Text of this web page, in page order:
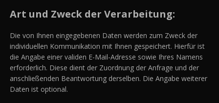
Art und Zweck der Verarbeitung:
Die von Ihnen eingegebenen Daten werden zum Zweck der
individuellen Kommunikation mit Ihnen gespeichert. Hierfür ist
die Angabe einer validen E-Mail-Adresse sowie Ihres Namens
erforderlich. Diese dient der Zuordnung der Anfrage und der
anschließenden Beantwortung derselben. Die Angabe weiterer
Daten ist optional.